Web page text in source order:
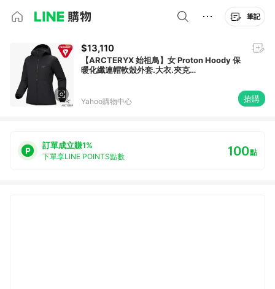
筆記
$13,110
【ARCTERYX 始祖鳥】女 Proton Hoody 保
暖化纖連帽軟殼外套.大衣.夾克
Yahoo購物中心 搶購
訂單成立賺1%
下單享LINE POINTS點數 100點